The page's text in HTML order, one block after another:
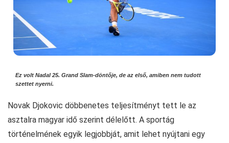
Ez volt Nadal 25. Grand Slam-döntője, de az első, amiben nem tudott
szettet nyerni.
Novak Djokovic döbbenetes teljesítményt tett le az
asztalra magyar idő szerint délelőtt. A sportág
történelmének egyik legjobbját, amit lehet nyújtani egy